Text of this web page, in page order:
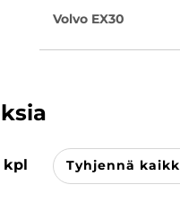
Volvo EX30
kpl Tyhjennä
valinta